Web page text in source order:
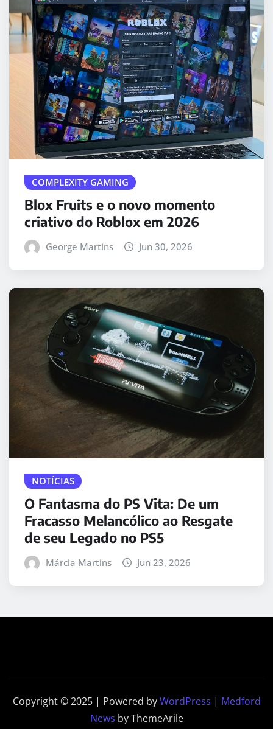
COMPLEXITY GAMING
Blox Fruits e o novo momento
criativo do Roblox em 2026
George Martins Jun 30, 2026
NOTÍCIAS
O Fantasma do PS Vita: De um
Fracasso Melancólico ao Resgate
de seu Legado no PS5
Márcia Martins Jun 23, 2026
Copyright © 2025 | Powered byWordPress | Medford
News by ThemeArile